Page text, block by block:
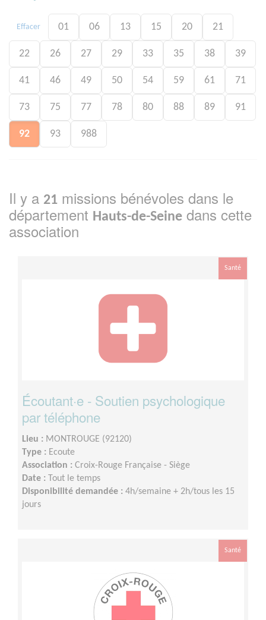
Effacer 01 06 13 15 20 21
22 26 27 29 33 35 38 39
41 46 49 50 54 59 61 71
73 75 77 78 80 88 89 91
92 93 988
Il y a 21 missions bénévoles dans le
département Hauts-de-Seine dans cette
association
Santé
Écoutant·e - Soutien psychologique
par téléphone
Lieu : MONTROUGE (92120)
Type : Ecoute
Association : Croix-Rouge Française - Siège
Date : Tout le temps
Disponibilité demandée : 4h/semaine + 2h/tous les 15
jours
Santé